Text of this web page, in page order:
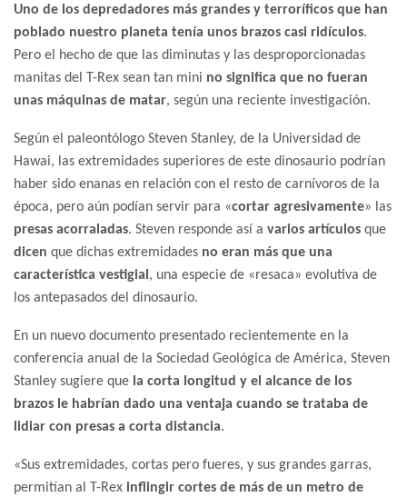
Uno de los depredadores más grandes y terroríficos que han
poblado nuestro planeta tenía unos brazos casi ridículos.
Pero el hecho de que las diminutas y las desproporcionadas
manitas del T-Rex sean tan mini no significa que no fueran
unas máquinas de matar, según una reciente investigación.
Según el paleontólogo Steven Stanley, de la Universidad de
Hawai, las extremidades superiores de este dinosaurio podrían
haber sido enanas en relación con el resto de carnívoros de la
época, pero aún podían servir para «cortar agresivamente» las
presas acorraladas. Steven responde así a varios artículos que
dicen que dichas extremidades no eran más que una
característica vestigial , una especie de «resaca» evolutiva de
los antepasados del dinosaurio.
En un nuevo documento presentado recientemente en la
conferencia anual de la Sociedad Geológica de América, Steven
Stanley sugiere que la corta longitud y el alcance de los
brazos le habrían dado una ventaja cuando se trataba de
lidiar con presas a corta distancia.
«Sus extremidades, cortas pero fueres, y sus grandes garras,
permitían al T-Rex inflingir cortes de más de un metro de